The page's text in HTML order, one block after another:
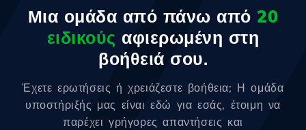
Μια ομάδα από πάνω από 20
ειδικούς αφιερωμένη στη
βοήθειά σου.
Έχετε ερωτήσεις ή χρειάζεστε βοήθεια; Η ομάδα
υποστήριξής μας είναι εδώ για εσάς, έτοιμη να
παρέχει γρήγορες απαντήσεις και